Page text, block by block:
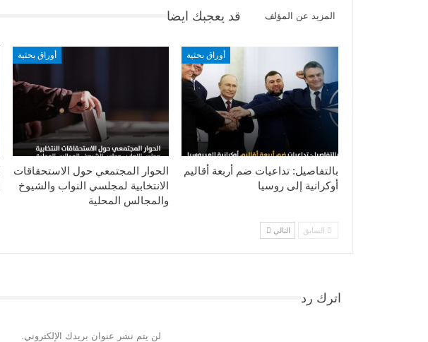
قد يعجبك ايضا المزيد عن المؤلف
أوراق بحثية
الحوار المجتمعي حول الاستحقاقات
الانتخابية لمجلسي النواب والشيوخ
والمجالس المحلية
أوراق بحثية
بالتفاصيل: تداعيات ضم أربعة أقاليم
أوكرانية إلى روسيا
السابق التالي
اترك رد
لن يتم نشر عنوان بريدك الإلكتروني.